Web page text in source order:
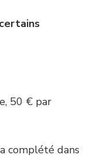
50 € par
complété dans